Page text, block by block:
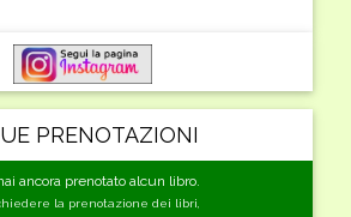
PRENOTAZIONI
ancora prenotato alcun libro.
la prenotazione dei libri,